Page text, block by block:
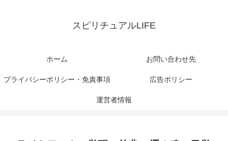
スピリチュアルLIFE
ホーム お問い合わせ先
プライバシーポリシー・免責事項 広告ポリシー
運営者情報